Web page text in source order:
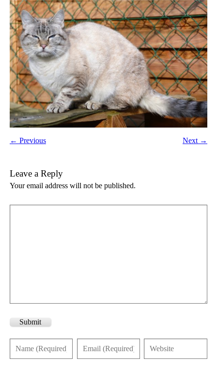
← Previous Next →
Leave a Reply
Your email address will not be published.
Submit